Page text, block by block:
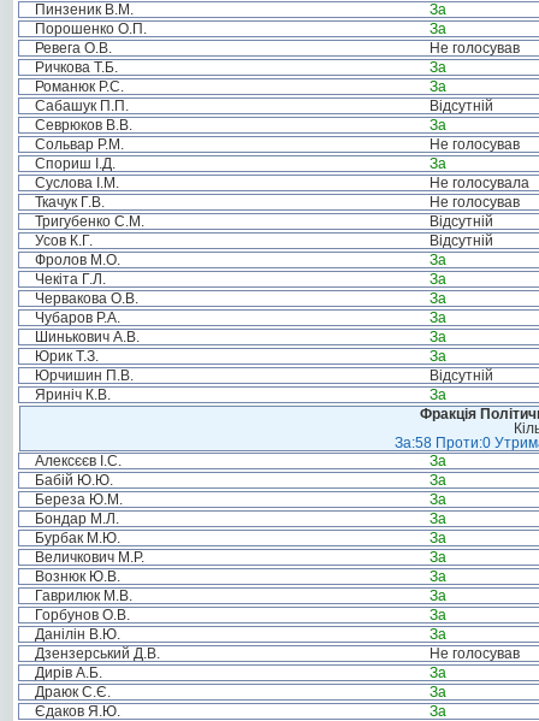
Пинзеник В.М.
За
Порошенко О.П.
За
Ревега О.В.
Не голосував
Ричкова Т.Б.
За
Романюк Р.С.
За
Сабашук П.П.
Відсутній
Севрюков В.В.
За
Сольвар Р.М.
Не голосував
Спориш І.Д.
За
Суслова І.М.
Не голосувала
Ткачук Г.В.
Не голосував
Тригубенко С.М.
Відсутній
Усов К.Г.
Відсутній
Фролов М.О.
За
Чекіта Г.Л.
За
Червакова О.В.
За
Чубаров Р.А.
За
Шинькович А.В.
За
Юрик Т.З.
За
Юрчишин П.В.
Відсутній
Яриніч К.В.
За
Фракція
За:58 Проти:0
Алексєєв І.С.
За
Бабій Ю.Ю.
За
Береза Ю.М.
За
Бондар М.Л.
За
Бурбак М.Ю.
За
Величкович М.Р.
За
Вознюк Ю.В.
За
Гаврилюк М.В.
За
Горбунов О.В.
За
Данілін В.Ю.
За
Дзензерський Д.В.
Не голосував
Дирів А.Б.
За
Драюк С.Є.
За
Єдаков Я.Ю.
За